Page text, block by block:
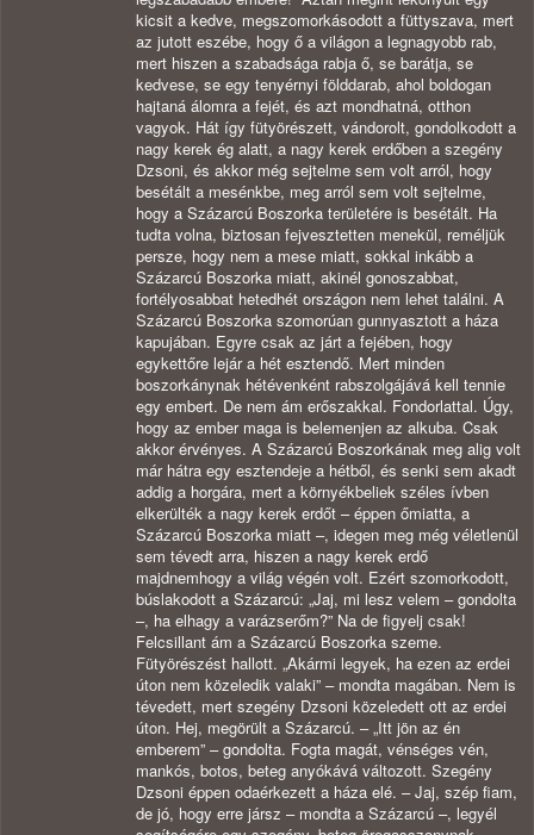
kicsit a kedve, megszomorkásodott a füttyszava, mert
az jutott eszébe, hogy ő a világon a legnagyobb rab,
mert hiszen a szabadsága rabja ő, se barátja, se
kedvese, se egy tenyérnyi földdarab, ahol boldogan
hajtaná álomra a fejét, és azt mondhatná, otthon
vagyok. Hát így fütyörészett, vándorolt, gondolkodott a
nagy kerek ég alatt, a nagy kerek erdőben a szegény
Dzsoni, és akkor még sejtelme sem volt arról, hogy
besétált a mesénkbe, meg arról sem volt sejtelme,
hogy a Százarcú Boszorka területére is besétált. Ha
tudta volna, biztosan fejvesztetten menekül, reméljük
persze, hogy nem a mese miatt, sokkal inkább a
Százarcú Boszorka miatt, akinél gonoszabbat,
fortélyosabbat hetedhét országon nem lehet találni. A
Százarcú Boszorka szomorúan gunnyasztott a háza
kapujában. Egyre csak az járt a fejében, hogy
egykettőre lejár a hét esztendő. Mert minden
boszorkánynak hétévenként rabszolgájává kell tennie
egy embert. De nem ám erőszakkal. Fondorlattal. Úgy,
hogy az ember maga is belemenjen az alkuba. Csak
akkor érvényes. A Százarcú Boszorkának meg alig volt
már hátra egy esztendeje a hétből, és senki sem akadt
addig a horgára, mert a környékbeliek széles ívben
elkerülték a nagy kerek erdőt – éppen őmiatta, a
Százarcú Boszorka miatt –, idegen meg még véletlenül
sem tévedt arra, hiszen a nagy kerek erdő
majdnemhogy a világ végén volt. Ezért szomorkodott,
búslakodott a Százarcú: „Jaj, mi lesz velem – gondolta
–, ha elhagy a varázserőm?” Na de figyelj csak!
Felcsillant ám a Százarcú Boszorka szeme.
Fütyörészést hallott. „Akármi legyek, ha ezen az erdei
úton nem közeledik valaki” – mondta magában. Nem is
tévedett, mert szegény Dzsoni közeledett ott az erdei
úton. Hej, megörült a Százarcú. – „Itt jön az én
emberem” – gondolta. Fogta magát, vénséges vén,
mankós, botos, beteg anyókává változott. Szegény
Dzsoni éppen odaérkezett a háza elé. – Jaj, szép fiam,
de jó, hogy erre jársz – mondta a Százarcú –, legyél